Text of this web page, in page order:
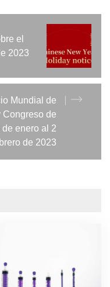
el
2023
Mundial de
Congreso de
enero al 2
de 2023